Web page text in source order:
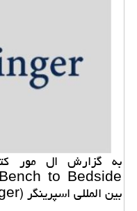
بین المللی اسپرینگر (Springer) منتشر گردید.